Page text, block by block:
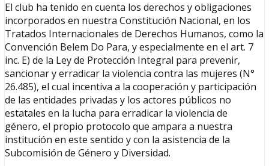
El club ha tenido en cuenta los derechos y obligaciones
incorporados en nuestra Constitución Nacional, en los
Tratados Internacionales de Derechos Humanos, como la
Convención Belem Do Para, y especialmente en el art. 7
inc. E) de la Ley de Protección Integral para prevenir,
sancionar y erradicar la violencia contra las mujeres (N°
26.485), el cual incentiva a la cooperación y participación
de las entidades privadas y los actores públicos no
estatales en la lucha para erradicar la violencia de
género, el propio protocolo que ampara a nuestra
institución en este sentido y con la asistencia de la
Subcomisión de Género y Diversidad.